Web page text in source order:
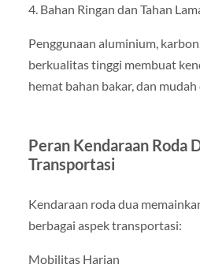
4. Bahan Ringan dan Tahan
Penggunaan aluminium,
berkualitas tinggi membuat
hemat bahan bakar, dan
Peran Kendaraan Roda
Transportasi
Kendaraan roda dua
berbagai aspek transportasi:
Mobilitas Harian